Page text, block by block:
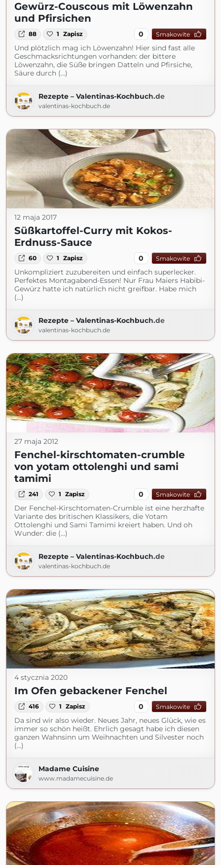
Gewürz-Couscous mit Löwenzahn
und Pfirsichen
88 1 Zapisz 0 Smakowite
Und plötzlich mag ich Löwenzahn! Hier sind fast alle
Geschmacksrichtungen vorhanden: der bittere
Löwenzahn, die Süße bringen Datteln und Pfirsiche,
Säure durch (...)
Rezepte – Valentinas-Kochbuch.de
valentinas-kochbuch.de
12 maja 2017
Süßkartoffel-Curry mit Kokos-
Erdnuss-Sauce
60 1 Zapisz 0 Smakowite
Unkompliziert zuzubereiten und einfach superlecker.
Perfektes Montagabend-Essen! Nur Frau Maiers Habibi-
Gewürz hatte ich natürlich nicht greifbar. Habe mich
(...)
Rezepte – Valentinas-Kochbuch.de
valentinas-kochbuch.de
27 maja 2012
Fenchel-kirschtomaten-crumble
von yotam ottolenghi und sami
tamimi
241 1 Zapisz 0 Smakowite
Der Fenchel-Kirschtomaten-Crumble ist eine herzhafte
Variante des britischen Klassikers, die Yotam
Ottolenghi und Sami Tamimi kreiert haben. Und oh
Wunder: die (...)
Rezepte – Valentinas-Kochbuch.de
valentinas-kochbuch.de
4 stycznia 2020
Im Ofen gebackener Fenchel
416 1 Zapisz 0 Smakowite
Da sind wir also wieder. Neues Jahr, neues Glück, wie es
immer so schön heißt. Ehrlich gesagt habe ich diesen
ganzen Wahnsinn um Weihnachten und Silvester noch
(...)
Madame Cuisine
www.madamecuisine.de